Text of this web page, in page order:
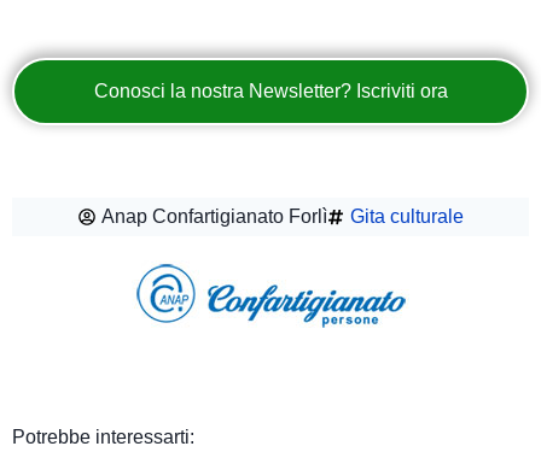
Conosci la nostra Newsletter? Iscriviti ora
Anap Confartigianato Forlì Gita culturale
Potrebbe interessarti: